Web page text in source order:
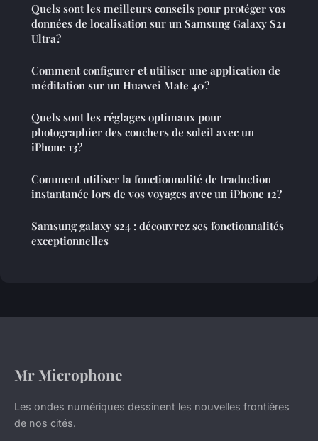
Quels sont les meilleurs conseils pour protéger vos
données de localisation sur un Samsung Galaxy S21
Ultra?
Comment configurer et utiliser une application de
méditation sur un Huawei Mate 40?
Quels sont les réglages optimaux pour
photographier des couchers de soleil avec un
iPhone 13?
Comment utiliser la fonctionnalité de traduction
instantanée lors de vos voyages avec un iPhone 12?
Samsung galaxy s24 : découvrez ses fonctionnalités
exceptionnelles
Mr Microphone
Les ondes numériques dessinent les nouvelles frontières
de nos cités.